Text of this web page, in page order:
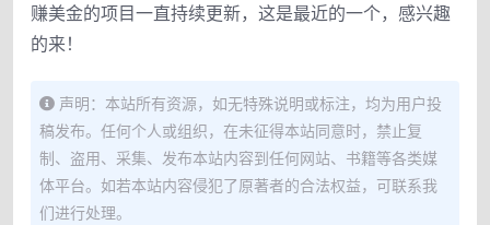
赚美金的项目一直持续更新，这是最近的一个，感兴趣
的来！
声明：本站所有资源，如无特殊说明或标注，均为用户投
稿发布。任何个人或组织，在未征得本站同意时，禁止复
制、盗用、采集、发布本站内容到任何网站、书籍等各类媒
体平台。如若本站内容侵犯了原著者的合法权益，可联系我
们进行处理。